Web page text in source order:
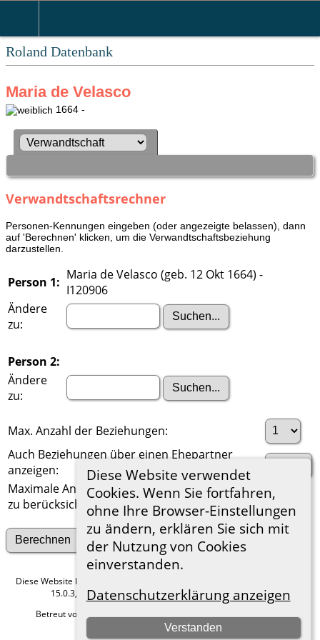
Roland Datenbank
Diese Website verwendet
Cookies. Wenn Sie fortfahren,
ohne Ihre Browser-Einstellungen
zu ändern, erklären Sie sich mit
der Nutzung von Cookies
einverstanden.
Datenschutzerklärung anzeigen
Verstanden
Maria de Velasco
1664 -
Verwandtschaftsrechner
Personen-Kennungen eingeben (oder angezeigte belassen), dann
auf 'Berechnen' klicken, um die Verwandtschaftsbeziehung
darzustellen.
Person 1: Maria de Velasco (geb. 12 Okt 1664) -
I120906
Ändere
zu:
Person 2:
Ändere
zu:
Max. Anzahl der Beziehungen:
Auch Beziehungen über einen Ehepartner
anzeigen:
Maximale Anzahl der
zu berücksichtigenden Generationen:
Suche nach anderen Verbindungen
Diese Website läuft mit
15.0.3, programmiert von Darrin Lythgoe © 2001-2026.
Betreut von
Hier geht es zum Impressum